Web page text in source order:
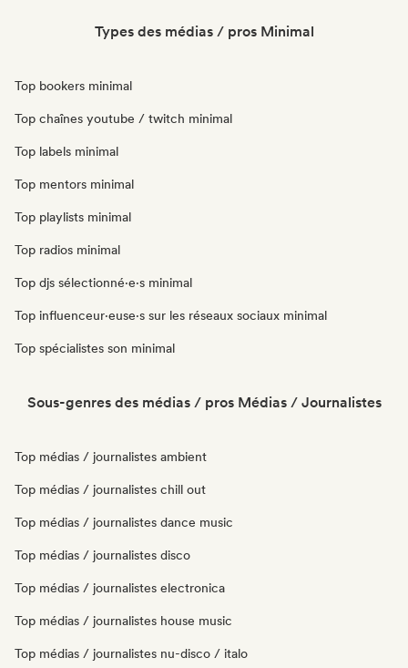
Types des médias / pros Minimal
Top bookers minimal
Top chaînes youtube / twitch minimal
Top labels minimal
Top mentors minimal
Top playlists minimal
Top radios minimal
Top djs sélectionné·e·s minimal
Top influenceur·euse·s sur les réseaux sociaux minimal
Top spécialistes son minimal
Sous-genres des médias / pros Médias / Journalistes
Top médias / journalistes ambient
Top médias / journalistes chill out
Top médias / journalistes dance music
Top médias / journalistes disco
Top médias / journalistes electronica
Top médias / journalistes house music
Top médias / journalistes nu-disco / italo